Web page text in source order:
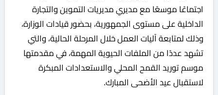
اجتماعًا موسعًا مع مديري مديريات التموين والتجارة
الداخلية على مستوى الجمهورية، بحضور قيادات الوزارة،
وذلك لمتابعة آليات العمل خلال المرحلة الحالية، والتي
تشهد عددًا من الملفات الحيوية المهمة، في مقدمتها
موسم توريد القمح المحلي والاستعدادات المبكرة
لاستقبال عيد الأضحى المبارك.